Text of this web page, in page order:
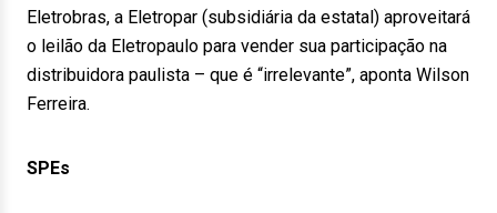
Eletrobras, a Eletropar (subsidiária da estatal) aproveitará
o leilão da Eletropaulo para vender sua participação na
distribuidora paulista – que é “irrelevante”, aponta Wilson
Ferreira.
SPEs